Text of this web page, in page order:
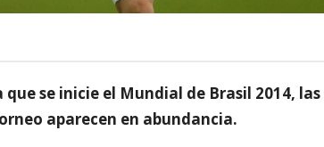
se inicie el Mundial de Brasil 2014,
aparecen en abundancia.